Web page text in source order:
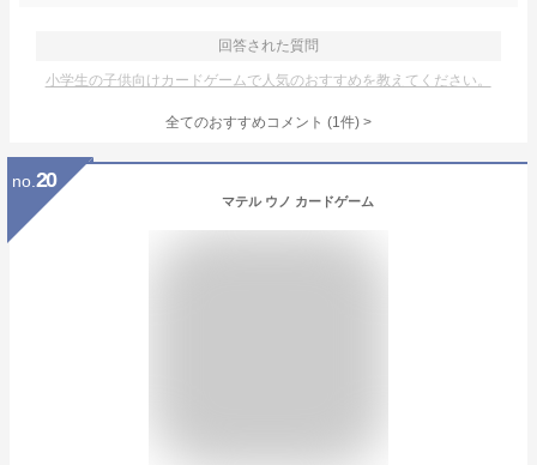
回答された質問
小学生の子供向けカードゲームで人気のおすすめを教えてください。
全てのおすすめコメント (1件) >
no. 20
マテル ウノ カードゲーム